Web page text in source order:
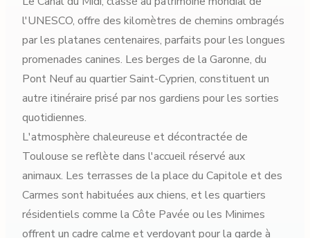
l'UNESCO, offre des kilomètres de chemins ombragés
par les platanes centenaires, parfaits pour les longues
promenades canines. Les berges de la Garonne, du
Pont Neuf au quartier Saint-Cyprien, constituent un
autre itinéraire prisé par nos gardiens pour les sorties
quotidiennes.
L'atmosphère chaleureuse et décontractée de
Toulouse se reflète dans l'accueil réservé aux
animaux. Les terrasses de la place du Capitole et des
Carmes sont habituées aux chiens, et les quartiers
résidentiels comme la Côte Pavée ou les Minimes
offrent un cadre calme et verdoyant pour la garde à